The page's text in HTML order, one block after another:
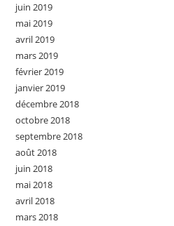
juin 2019
mai 2019
avril 2019
mars 2019
février 2019
janvier 2019
décembre 2018
octobre 2018
septembre 2018
août 2018
juin 2018
mai 2018
avril 2018
mars 2018